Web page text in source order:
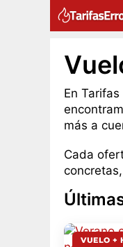
En
más a
Cada
VUELO +